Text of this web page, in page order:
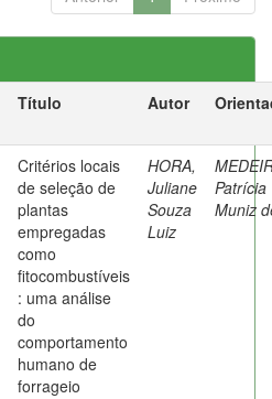
Título Autor
Critérios locais
de seleção de
plantas
empregadas
como
fitocombustíveis
: uma análise
do
comportamento
humano de
forrageio
HORA,
Juliane
Souza
Luiz
Patrícia
Muniz